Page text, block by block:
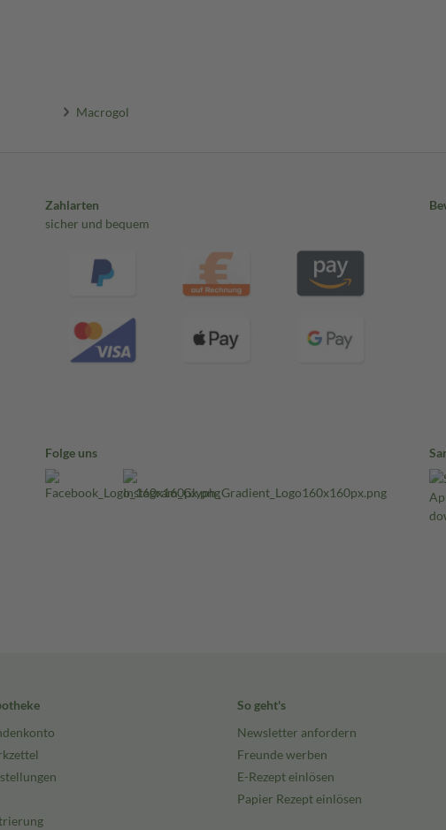
Macrogol
Zahlarten
sicher und bequem
Folge uns
So geht's
Newsletter anfordern
Freunde werben
E-Rezept einlösen
Papier Rezept einlösen